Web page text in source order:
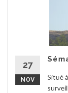
27
NOV
Situé